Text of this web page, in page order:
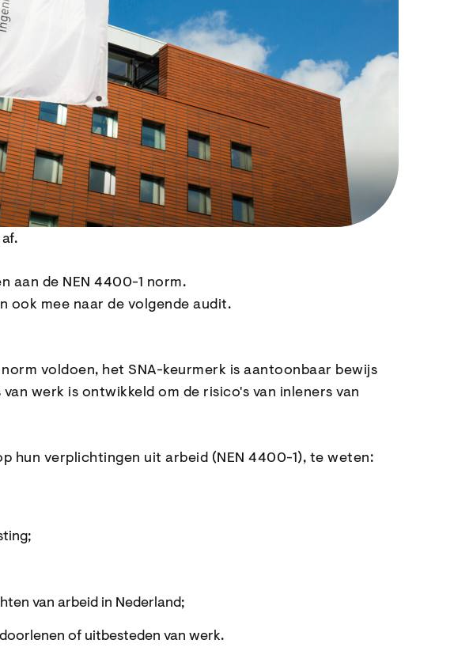
aan de NEN 4400-1 norm.
ook mee naar de volgende audit.
voldoen, het SNA-keurmerk is aantoonbaar bewijs
werk is ontwikkeld om de risico's van inleners van
hun verplichtingen uit arbeid (NEN 4400-1), te weten:
van arbeid in Nederland;
of uitbesteden van werk.